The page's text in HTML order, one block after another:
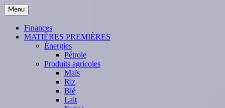
Skip
to
content
Menu
Finances
MATIÈRES PREMIÈRES
Énergies
Pétrole
Produits agricoles
Maïs
Riz
Blé
Lait